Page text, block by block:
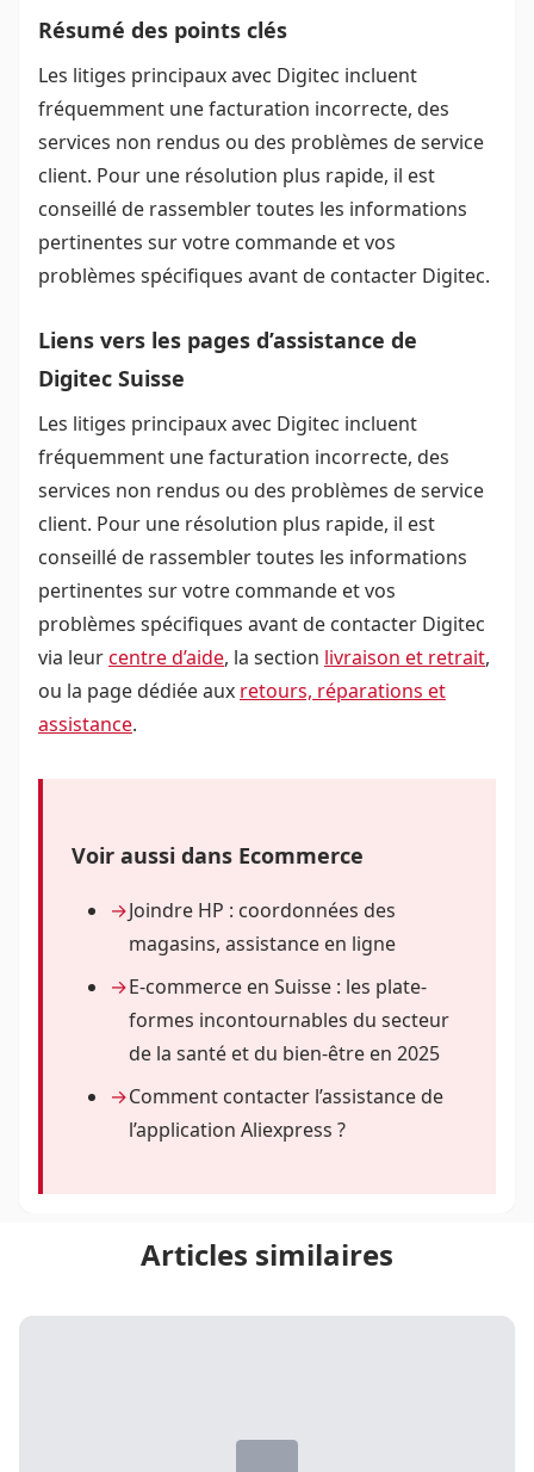
Résumé des points clés
Les litiges principaux avec Digitec incluent
fréquemment une facturation incorrecte, des
services non rendus ou des problèmes de service
client. Pour une résolution plus rapide, il est
conseillé de rassembler toutes les informations
pertinentes sur votre commande et vos
problèmes spécifiques avant de contacter Digitec.
Liens vers les pages d’assistance de
Digitec Suisse
Les litiges principaux avec Digitec incluent
fréquemment une facturation incorrecte, des
services non rendus ou des problèmes de service
client. Pour une résolution plus rapide, il est
conseillé de rassembler toutes les informations
pertinentes sur votre commande et vos
problèmes spécifiques avant de contacter Digitec
via leurcentre d’aide, la section livraison et retrait,
ou la page dédiée aux retours, réparations et
assistance.
Voir aussi dans Ecommerce
Joindre HP : coordonnées des
magasins, assistance en ligne
E-commerce en Suisse : les plate-
formes incontournables du secteur
de la santé et du bien-être en 2025
Comment contacter l’assistance de
l’application Aliexpress ?
Articles similaires